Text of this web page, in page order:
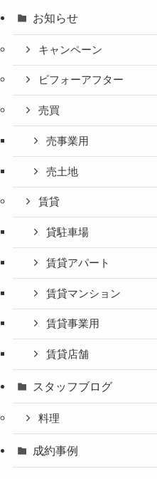
お知らせ
キャンペーン
ビフォーアフター
売買
売事業用
売土地
賃貸
貸駐車場
賃貸アパート
賃貸マンション
賃貸事業用
賃貸店舗
スタッフブログ
料理
成約事例